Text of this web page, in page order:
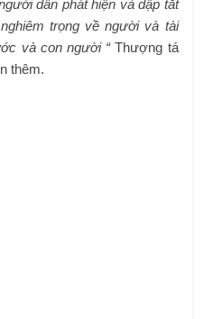
dân phát hiện và dập tắt
trọng về người và tài
và con người “Thượng tá
thêm.